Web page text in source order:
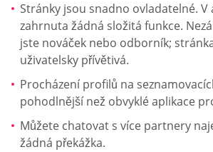
Stránky jsou snadno ovladatelné. V
zahrnuta žádná složitá funkce.
jste nováček nebo odborník;
uživatelsky přívětivá.
Procházení profilů na
pohodlnější než obvyklé aplikace
Můžete chatovat s více partnery
žádná překážka.